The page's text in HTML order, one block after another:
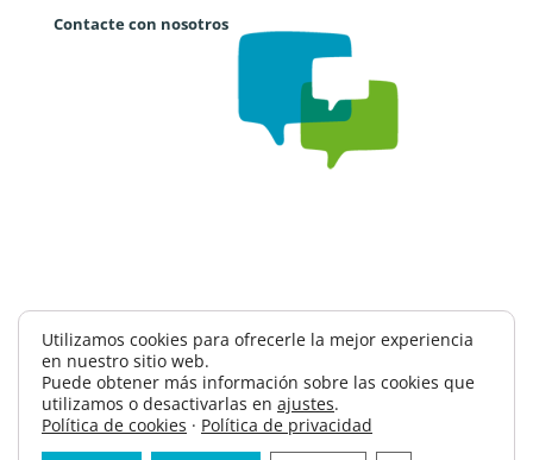
Contacte con nosotros
Trabaja con nosotros CAE
Política de privacidad
Política de seguridad información
Términos y condiciones
Contacto
Utilizamos cookies para ofrecerle la mejor experiencia
en nuestro sitio web.
Puede obtener más información sobre las cookies que
utilizamos o desactivarlas en ajustes.
Política de cookies · Política de privacidad